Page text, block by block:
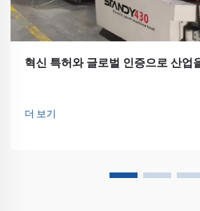
혁신 특허와 글로벌 인증으로 산업
더 보기